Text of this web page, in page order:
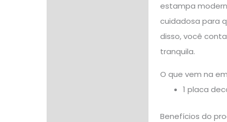
estampa
cuidadosa para
disso, você
tranquila.
O que vem na
1 placa
Benefícios do